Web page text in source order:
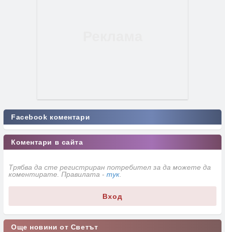
Facebook коментари
Коментари в сайта
Трябва да сте регистриран потребител за да можете да
коментирате. Правилата - тук
Вход
Още новини от Светът